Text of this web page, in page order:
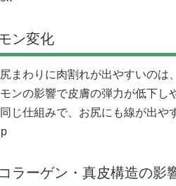
ン変化
まわりに肉割れが出やすいの
ンの影響で皮膚の弾力が低下し
じ仕組みで、お尻にも線が出や
ラーゲン・真皮構造の影